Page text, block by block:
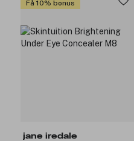
Få 10% bonus
jane iredale